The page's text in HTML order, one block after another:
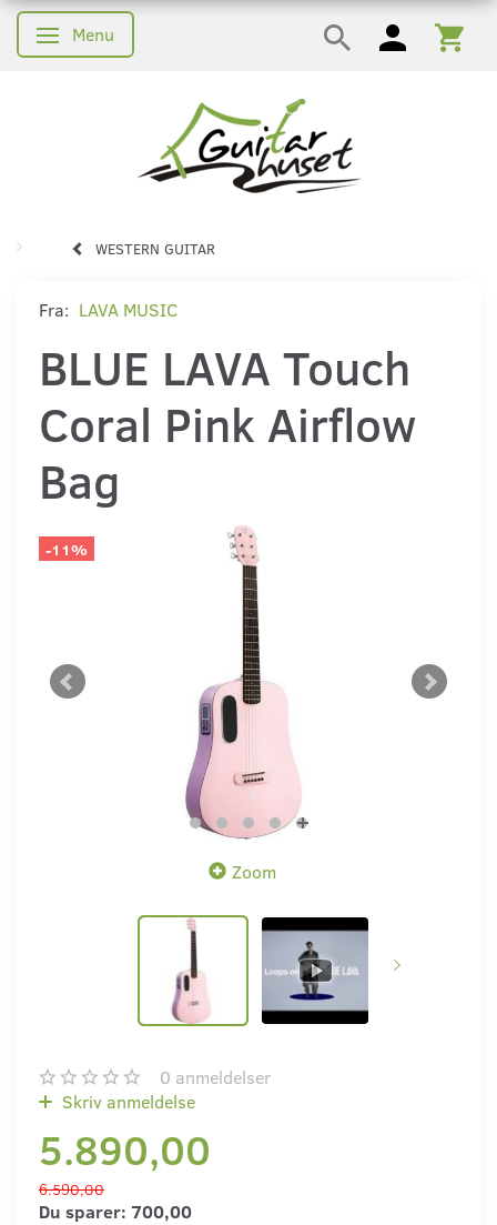
Skifte navigation
Menu
WESTERN GUITAR
Fra: LAVA MUSIC
BLUE LAVA Touch
Coral Pink Airflow
Bag
-11%
Zoom
0 anmeldelser
Skriv anmeldelse
5.890,00
6.590,00
Du sparer: 700,00